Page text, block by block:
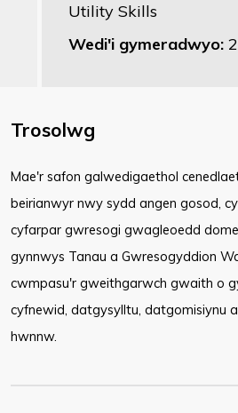
Utility Skills
Wedi'i gymeradwyo:
Trosolwg
Mae'r safon galwedigaethol
beirianwyr nwy sydd angen gosod,
cyfarpar gwresogi gwagleoedd
gynnwys Tanau a Gwresogyddion
cwmpasu'r gweithgarwch gwaith o
cyfnewid, datgysylltu, datgomisiynu
hwnnw.